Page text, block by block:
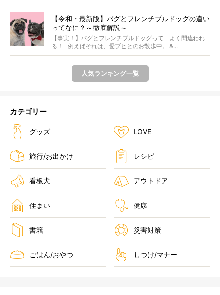
【令和・最新版】パグとフレンチブルドッグの違い
ってなに？～徹底解説～
【事実！】パグとフレンチブルドッグって、よく間違われ
る！ 例えばそれは、愛ブヒとのお散歩中。 &...
人気ランキング一覧
カテゴリー
グッズ LOVE
旅行/お出かけ レシピ
看板犬 アウトドア
住まい 健康
書籍 災害対策
ごはん/おやつ しつけ/マナー